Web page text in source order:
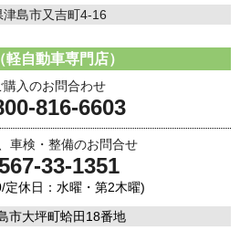
津島市又吉町4-16
軽自動車専門店）
購入のお問合わせ
816-6603
車検・整備のお問合せ
33-1351
定休日：水曜・第2木曜)
市大坪町蛤田18番地